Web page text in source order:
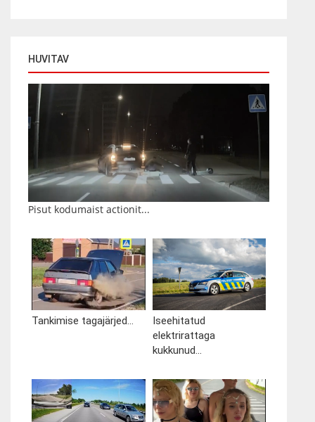
HUVITAV
Pisut kodumaist actionit...
Tankimise tagajärjed...
Iseehitatud
elektrirattaga
kukkunud...